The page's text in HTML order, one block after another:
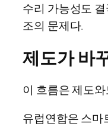
수리 가능성도
조의 문제다.
제도가 바
이 흐름은 제도
유럽연합은 스마